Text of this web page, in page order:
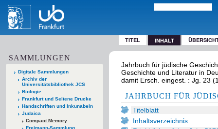
TITEL INHALT
SAMMLUNGEN
Digitale Sammlungen
Archiv der
Universitätsbibliothek JCS
Biologie
Frankfurt und Seltene Drucke
Handschriften und Inkunabeln
Judaica
Compact Memory
Freimann-Sammlung
Jahrbuch für jüdische
Geschichte und Literatur in
damit Ersch. eingest. : Jg. 23
JAHRBUCH FÜR
Titelblatt
Inhaltsverzeichnis